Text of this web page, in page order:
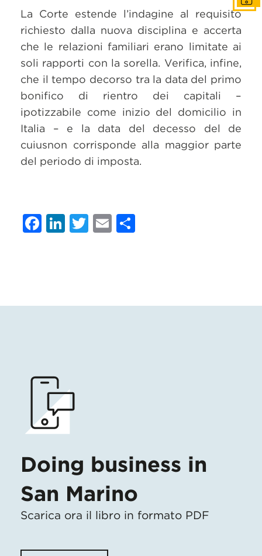
La Corte estende l’indagine al requisito
richiesto dalla nuova disciplina e accerta
che le relazioni familiari erano limitate ai
soli rapporti con la sorella. Verifica, infine,
che il tempo decorso tra la data del primo
bonifico di rientro dei capitali –
ipotizzabile come inizio del domicilio in
Italia – e la data del decesso del de
cuiusnon corrisponde alla maggior parte
del periodo di imposta.
Facebook
LinkedIn
Twitter
Email
Doing business in
San Marino
Scarica ora il libro in formato PDF